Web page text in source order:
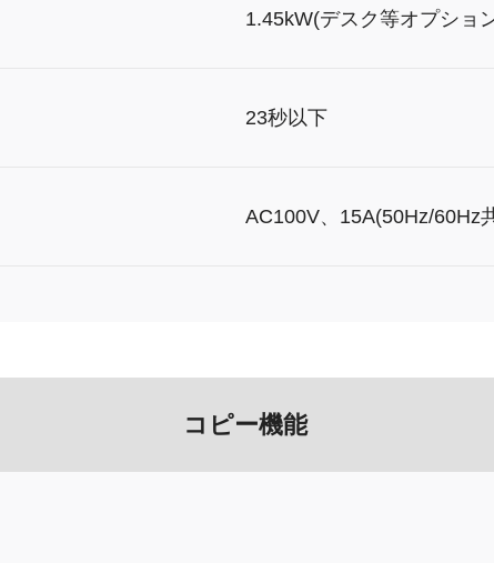
1.45kW(デスク等オプショ
23秒以下
AC100V、15A(50Hz/60Hz
コピー機能